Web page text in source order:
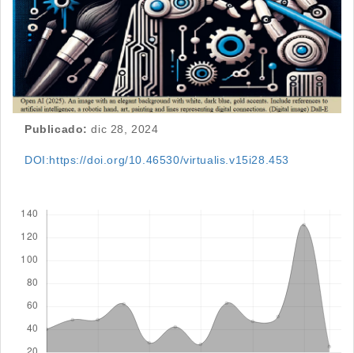
Publicado: dic 28, 2024
DOI:https://doi.org/10.46530/virtualis.v15i28.453